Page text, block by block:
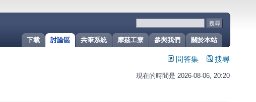
關於本站
參與我們
摩茲工寮
共筆系統
討論區
下載
問答集 搜尋
現在的時間是 2026-08-06, 20:20